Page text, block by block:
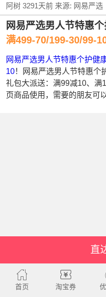
阿树 3291天前来源: 网易严选
网易严选男人节特惠
满499-70/199-30/99-
网易严选男人节特惠个护健
10！网易严选男人节特惠个
礼包大派送：满99减10、
页商品使用，需要的朋友可
直
首页 淘宝券